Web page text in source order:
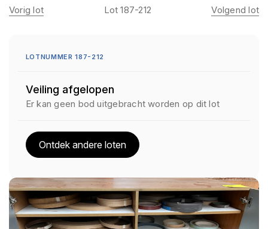
Vorig lot Lot 187-212 Volgend lot
LOTNUMMER 187-212
Veiling afgelopen
Er kan geen bod uitgebracht worden op dit lot
Ontdek andere loten